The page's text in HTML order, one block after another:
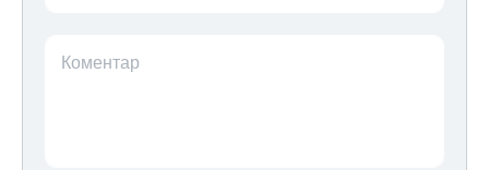
Коментар